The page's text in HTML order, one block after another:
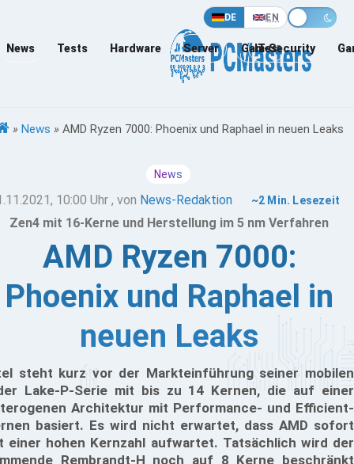
DE EN
News Tests Hardware Server Games
IT-Security
» News » AMD Ryzen 7000: Phoenix und Raphael in neuen Leaks
News
10:00 Uhr , von News-Redaktion ~2 Min. Lesezeit
Zen4 mit 16-Kerne und Herstellung im 5 nm Verfahren
AMD Ryzen 7000:
Phoenix und Raphael in
neuen Leaks
steht kurz vor der Markteinführung seiner mobilen
Lake-P-Serie mit bis zu 14 Kernen, die auf einer
Architektur mit Performance- und Efficient-
basiert. Es wird nicht erwartet, dass AMD sofort
einer hohen Kernzahl aufwartet. Tatsächlich wird der
Rembrandt-H noch auf 8 Kerne beschränkt